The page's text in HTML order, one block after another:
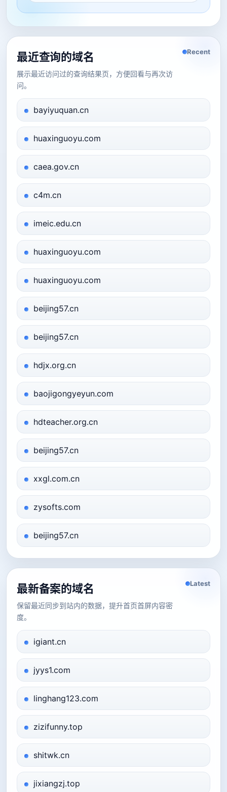
最近查询的域名
展示最近访问过的查询结果页，方便回看与再次访
问。
Recent
bayiyuquan.cn
huaxinguoyu.com
caea.gov.cn
c4m.cn
imeic.edu.cn
huaxinguoyu.com
huaxinguoyu.com
beijing57.cn
beijing57.cn
hdjx.org.cn
baojigongyeyun.com
hdteacher.org.cn
beijing57.cn
xxgl.com.cn
zysofts.com
beijing57.cn
最新备案的域名
保留最近同步到站内的数据，提升首页首屏内容密
度。
Latest
igiant.cn
jyys1.com
linghang123.com
zizifunny.top
shitwk.cn
jixiangzj.top